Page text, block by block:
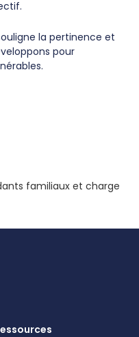
la pertinence et
pour
familiaux et charge